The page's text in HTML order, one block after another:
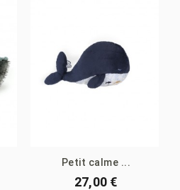
Petit calme ...
27,00 €